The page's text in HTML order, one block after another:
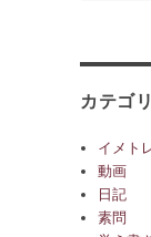
イ
カテゴ
イメト
動画
日記
素問